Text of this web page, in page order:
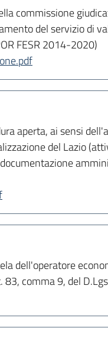
commissione
del servizio di
FESR 2014-2020)
aperta, ai sensi
del Lazio
dell'operatore
83, comma 9, del